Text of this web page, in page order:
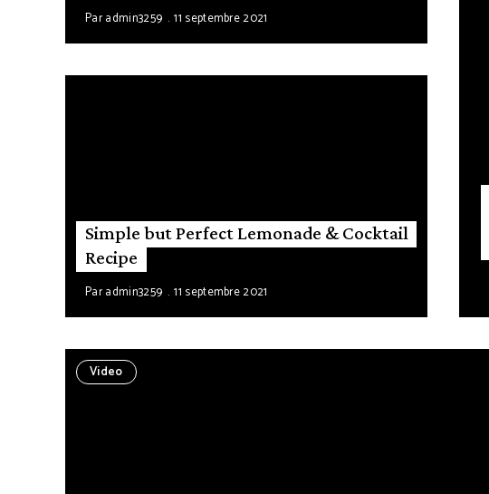
Paradmin3259 11 septembre 2021
Simple but Perfect Lemonade & Cocktail
Recipe
Paradmin3259 11 septembre 2021
Video